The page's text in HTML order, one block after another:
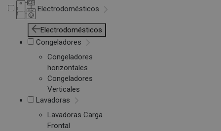
Electrodomésticos
Electrodomésticos
Congeladores
Congeladores
horizontales
Congeladores
Verticales
Lavadoras
Lavadoras Carga
Frontal